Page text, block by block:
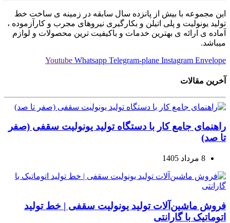
این مجموعه با بیش از پانزده سال سابقه در زمینه ی ساخت خط
تولید یونولیت و پلی اتیلن و بکارگیری نیروهای مجرب و کارآزموده ،
آماده ی ارائه ی بهترین خدمات و باکیفیت ترین محصولات و لوازم
میباشد.
Youtube Whatsapp Telegram-plane Instagram Envelope
آخرین مقالات
راهنمای جامع کار با دستگاه تولید یونولیت سقفی (صفر
تا صد)
8 مرداد 1405
فروش ماشین‌آلات تولید یونولیت سقفی | خط تولید
اتوماتیک با گارانتی